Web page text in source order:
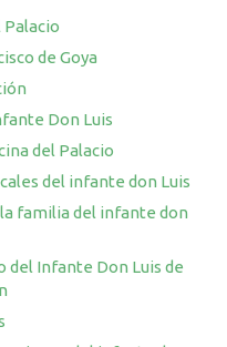
Palacio
de Goya
Don Luis
del Palacio
del infante don Luis
familia del infante don
del Infante Don Luis de